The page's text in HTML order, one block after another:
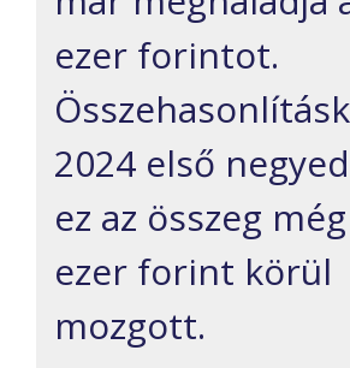
ezer forintot.
2024 első
ez az összeg
ezer forint körül
mozgott.